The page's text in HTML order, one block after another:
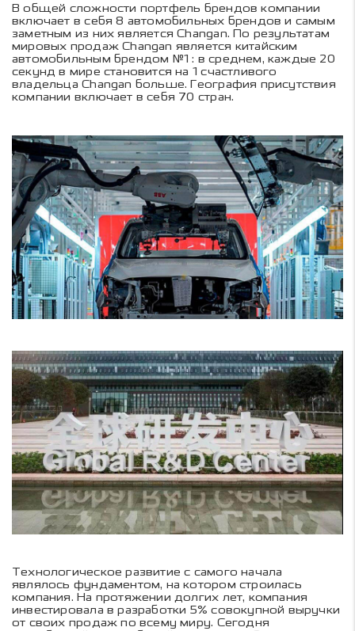
В общей сложности портфель брендов компании
включает в себя 8 автомобильных брендов и самым
заметным из них является Changan. По результатам
мировых продаж Changan является китайским
автомобильным брендом №1 : в среднем, каждые 20
секунд в мире становится на 1 счастливого
владельца Changan больше. География присутствия
компании включает в себя 70 стран.
Технологическое развитие с самого начала
являлось фундаментом, на котором строилась
компания. На протяжении долгих лет, компания
инвестировала в разработки 5% совокупной выручки
от своих продаж по всему миру. Сегодня